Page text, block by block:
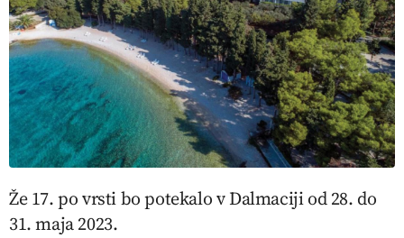
Že 17. po vrsti bo potekalo v Dalmaciji od 28. do
31. maja 2023.